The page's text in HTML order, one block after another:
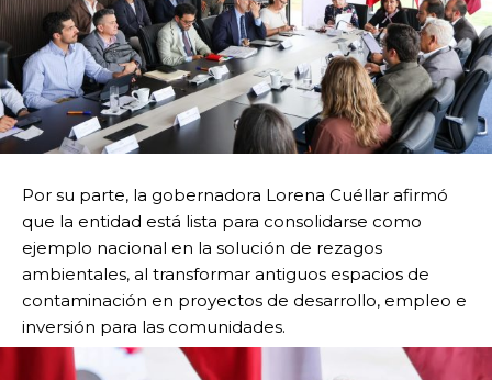
Por su parte, la gobernadora Lorena Cuéllar afirmó
que la entidad está lista para consolidarse como
ejemplo nacional en la solución de rezagos
ambientales, al transformar antiguos espacios de
contaminación en proyectos de desarrollo, empleo e
inversión para las comunidades.